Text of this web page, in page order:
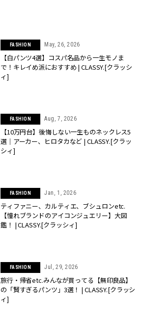
FASHION May, 26, 2026
【白パンツ4選】コスパ名品から一生モノま
で！キレイめ派におすすめ | CLASSY.[クラッシ
ィ]
FASHION Aug, 7, 2026
【10万円台】後悔しない一生ものネックレス5
選｜アーカー、ヒロタカなど | CLASSY.[クラッ
シィ]
FASHION Jan, 1, 2026
ティファニー、カルティエ、ブシュロンetc.
【憧れブランドのアイコンジュエリー】大図
鑑！ | CLASSY.[クラッシィ]
FASHION Jul, 29, 2026
旅行・帰省etc.みんなが買ってる【無印良品】
の「賢すぎるパンツ」3選！ | CLASSY.[クラッシ
ィ]